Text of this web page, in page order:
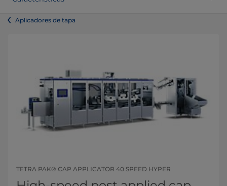
Aplicadores de tapa
TETRA PAK® CAP APPLICATOR 40 SPEED HYPER